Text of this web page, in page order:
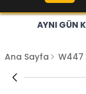
AYNI GÜN
Ana Sayfa W447